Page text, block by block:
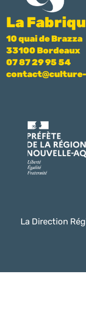
La
10 quai de Brazza
33100 Bordeaux
07 87 29 95 54
La Direction